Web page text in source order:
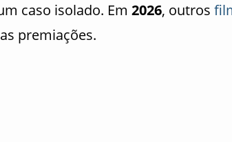
caso isolado. Em 2026, outros
premiações.